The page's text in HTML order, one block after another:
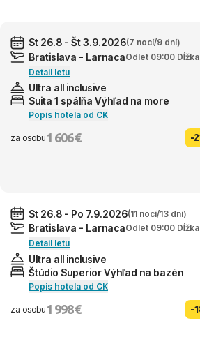
St 26.8 - Št 3.9.2026(7 nocí/9 dní)
Bratislava - LarnacaOdlet 09:00
Detail letu
Ultra all inclusive
Suita 1 spálňa Výhľad na more
Popis hotela od CK
za osobu 1 606 € -
St 26.8 - Po 7.9.2026(11 nocí/13 dní)
Bratislava - LarnacaOdlet 09:00
Detail letu
Ultra all inclusive
Štúdio Superior Výhľad na bazén
Popis hotela od CK
za osobu 1 998 € -